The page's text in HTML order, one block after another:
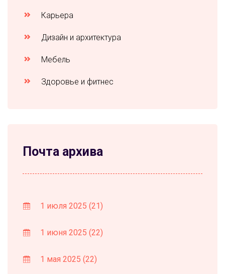
Карьера
Дизайн и архитектура
Мебель
Здоровье и фитнес
Почта архива
1 июля 2025 (21)
1 июня 2025 (22)
1 мая 2025 (22)